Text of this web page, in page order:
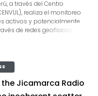
como objetivo servir
para la elaboración del
a la erupción del volcán
coordinado por las
la provincia de Caylloma.
a través del Centro
realiza el monitoreo
activos y potencialmente
de redes geofísicas,
técnico-científica es
vulcanológicos a las
niveles de gobierno para la
documento se detalla la
eruptivo del volcán Ubinas
Jicamarca Radio